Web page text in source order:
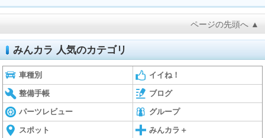
ページの先頭へ ▲
みんカラ 人気のカテゴリ
車種別 イイね！
整備手帳 ブログ
パーツレビュー グループ
スポット みんカラ＋